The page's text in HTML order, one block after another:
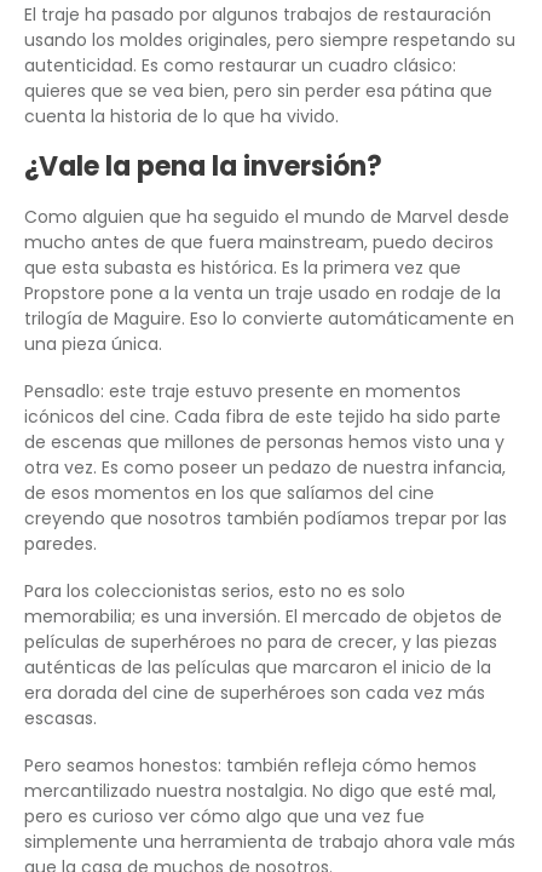
El traje ha pasado por algunos trabajos de restauración
usando los moldes originales, pero siempre respetando su
autenticidad. Es como restaurar un cuadro clásico:
quieres que se vea bien, pero sin perder esa pátina que
cuenta la historia de lo que ha vivido.
¿Vale la pena la inversión?
Como alguien que ha seguido el mundo de Marvel desde
mucho antes de que fuera mainstream, puedo deciros
que esta subasta es histórica. Es la primera vez que
Propstore pone a la venta un traje usado en rodaje de la
trilogía de Maguire. Eso lo convierte automáticamente en
una pieza única.
Pensadlo: este traje estuvo presente en momentos
icónicos del cine. Cada fibra de este tejido ha sido parte
de escenas que millones de personas hemos visto una y
otra vez. Es como poseer un pedazo de nuestra infancia,
de esos momentos en los que salíamos del cine
creyendo que nosotros también podíamos trepar por las
paredes.
Para los coleccionistas serios, esto no es solo
memorabilia; es una inversión. El mercado de objetos de
películas de superhéroes no para de crecer, y las piezas
auténticas de las películas que marcaron el inicio de la
era dorada del cine de superhéroes son cada vez más
escasas.
Pero seamos honestos: también refleja cómo hemos
mercantilizado nuestra nostalgia. No digo que esté mal,
pero es curioso ver cómo algo que una vez fue
simplemente una herramienta de trabajo ahora vale más
que la casa de muchos de nosotros.